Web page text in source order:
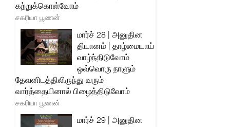
கற்றுக்கொள்வோம்
சகரியா பூணன்
மார்ச் 28 | அனுதின
தியானம் | தாழ்மையாய்
வாழ்ந்திடுவோம்
ஒவ்வொரு நாளும்
தேவனிடத்திலிருந்து வரும்
வார்த்தையினால் பிழைத்திடுவோம்
சகரியா பூணன்
மார்ச் 29 | அனுதின